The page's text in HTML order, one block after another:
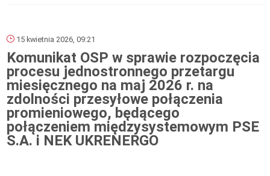
15 kwietnia 2026, 09:21
Komunikat OSP w sprawie rozpoczęcia
procesu jednostronnego przetargu
miesięcznego na maj 2026 r. na
zdolności przesyłowe połączenia
promieniowego, będącego
połączeniem międzysystemowym PSE
S.A. i NEK UKRENERGO